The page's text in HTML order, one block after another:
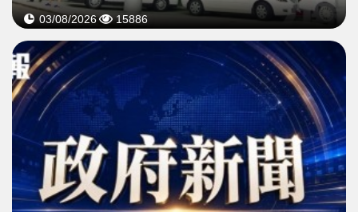
03/08/2026 15886